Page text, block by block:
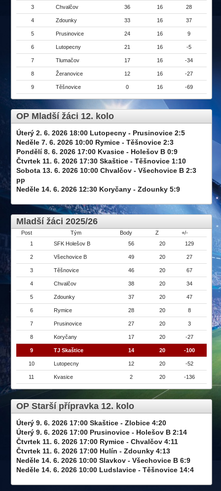
3 Chvalčov 36 16 28
4 Zdounky 33 16 37
5 Prusinovice 24 16 9
6 Lutopecny 21 16 -5
7 Tlumačov 17 16 -34
8 Žeranovice 12 16 -27
9 Těšnovice 0 16 -69
OP Mladší žáci 12. kolo
Úterý 2. 6. 2026 18:00 Lutopecny - Prusinovice 2:5
Neděle 7. 6. 2026 10:00 Rymice - Těšnovice 2:3
Pondělí 8. 6. 2026 17:00 Kvasice - Holešov B 0:9
Čtvrtek 11. 6. 2026 17:30 Skaštice - Těšnovice 1:10
Sobota 13. 6. 2026 10:00 Chvalčov - Všechovice B 2:3
pp
Neděle 14. 6. 2026 12:30 Koryčany - Zdounky 5:9
Mladší žáci 2025/26
Post Tým Body Z
+/-
1
SFK Holešov B 56 20 129
2 Všechovice B 49 20 27
3 Těšnovice 46 20 67
4 Chvalčov 38 20 34
5 Zdounky 37 20 47
6 Rymice 28 20 8
7 Prusinovice 27 20 3
8 Koryčany 17 20 -27
9 TJ Skaštice 14 20 -100
10 Lutopecny 12 20 -52
11 Kvasice 2 20 -136
OP Starší přípravka 12. kolo
Úterý 9. 6. 2026 17:00 Skaštice - Zlobice 4:20
Úterý 9. 6. 2026 17:00 Prusinovice - Holešov B 2:14
Čtvrtek 11. 6. 2026 17:00 Rymice - Chvalčov 4:11
Čtvrtek 11. 6. 2026 17:00 Hulín - Zdounky 4:13
Neděle 14. 6. 2026 10:00 Slavkov - Všechovice B 6:9
Neděle 14. 6. 2026 10:00 Ludslavice - Těšnovice 14:4